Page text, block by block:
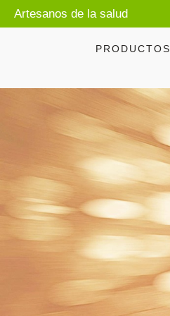
Artesanos de la salud
PRODUCTOS